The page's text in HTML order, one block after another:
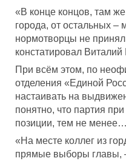
«В конце концов, там
города, от остальных –
нормотворцы не
констатировал Виталий
При всём этом, по
отделения «Единой
настаивать на
понятно, что партия
позиции, тем не
«На месте коллег из
прямые выборы главы, –